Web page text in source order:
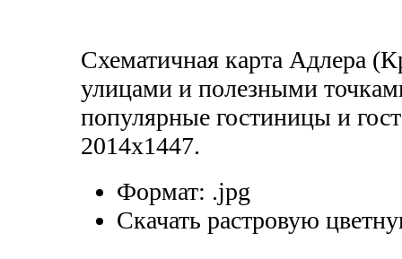
Схематичная карта Адлера
улицами и полезными
популярные гостиницы и
2014x1447.
Формат: .jpg
Скачать растровую